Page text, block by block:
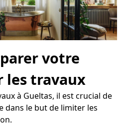
votre
les travaux
à Gueltas, il est crucial de
dans le but de limiter les